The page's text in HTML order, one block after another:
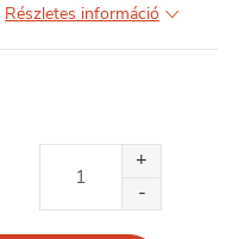
Részletes információ